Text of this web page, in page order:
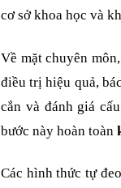
cơ sở khoa học và
Về mặt chuyên
điều trị hiệu quả,
cắn và đánh giá
bước này hoàn toàn
Các hình thức tự